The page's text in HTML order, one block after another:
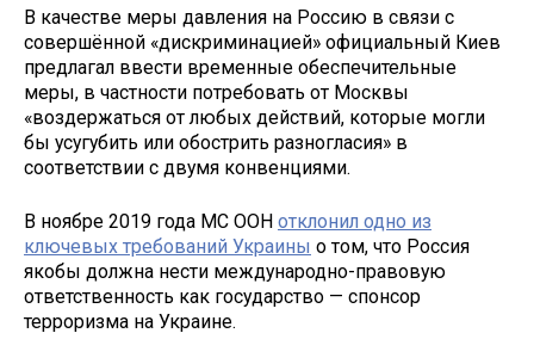
В качестве меры давления на Россию в связи с
совершённой «дискриминацией» официальный Киев
предлагал ввести временные обеспечительные
меры, в частности потребовать от Москвы
«воздержаться от любых действий, которые могли
бы усугубить или обострить разногласия» в
соответствии с двумя конвенциями.
В ноябре 2019 года МС ООН отклонил одно из
ключевых требований Украины о том, что Россия
якобы должна нести международно-правовую
ответственность как государство — спонсор
терроризма на Украине.